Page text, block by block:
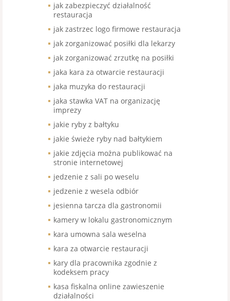
jak zabezpieczyć działalność
restauracja
jak zastrzec logo firmowe restauracja
jak zorganizować posiłki dla lekarzy
jak zorganizować zrzutkę na posiłki
jaka kara za otwarcie restauracji
jaka muzyka do restauracji
jaka stawka VAT na organizację
imprezy
jakie ryby z bałtyku
jakie świeże ryby nad bałtykiem
jakie zdjęcia można publikować na
stronie internetowej
jedzenie z sali po weselu
jedzenie z wesela odbiór
jesienna tarcza dla gastronomii
kamery w lokalu gastronomicznym
kara umowna sala weselna
kara za otwarcie restauracji
kary dla pracownika zgodnie z
kodeksem pracy
kasa fiskalna online zawieszenie
działalności